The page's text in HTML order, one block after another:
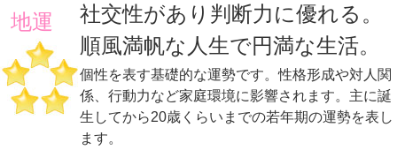
地運
社交性があり判断力に優れる。
順風満帆な人生で円満な生活。
個性を表す基礎的な運勢です。性格形成や対人関
係、行動力など家庭環境に影響されます。主に誕
生してから20歳くらいまでの若年期の運勢を表し
ます。